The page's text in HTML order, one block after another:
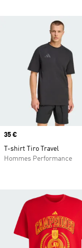
Prix
35 €
T-shirt Tiro Travel
Hommes Performance